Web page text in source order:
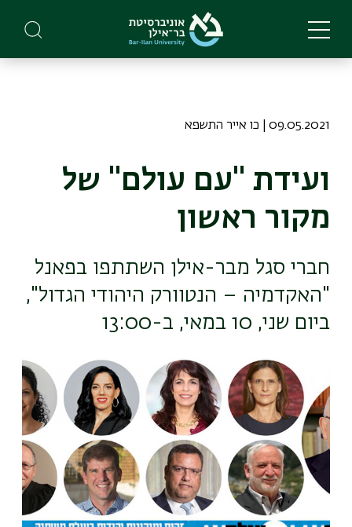
main
09.05.2021 | כו אייר התשפא
ועידת "עם עולם" של
מקור ראשון
חברי סגל מבר-אילן השתתפו בפאנל
"האקדמיה – הנטוורק היהודי הגדול",
ביום שני, 10 במאי, ב-13:00